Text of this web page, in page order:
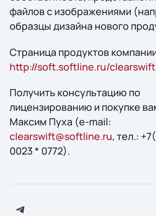
файлов с изображениями
образцы дизайна нового
Страница продуктов
http://soft.softline.ru/clearswift
Получить конcультацию по
лицензированию и покупке
Максим Пуха (e-mail:
clearswift@softline.ru, тел.:
0023 * 0772).